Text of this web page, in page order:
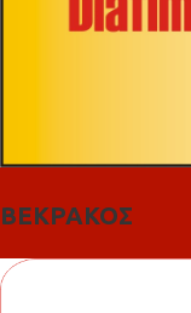
ΒΕΚΡΑΚΟΣ